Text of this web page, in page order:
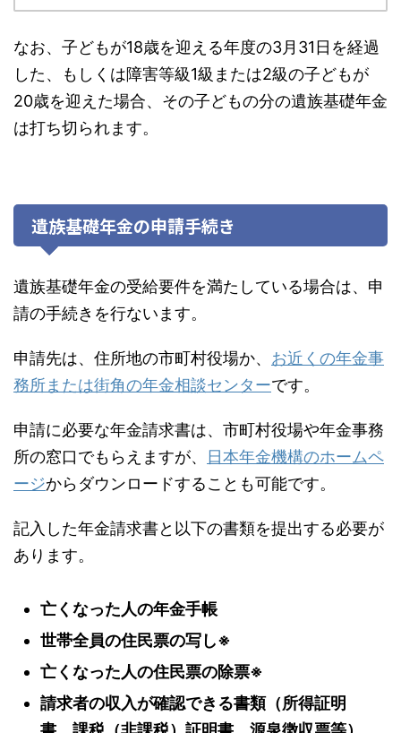
なお、子どもが18歳を迎える年度の3月31日を経過
した、もしくは障害等級1級または2級の子どもが
20歳を迎えた場合、その子どもの分の遺族基礎年金
は打ち切られます。
遺族基礎年金の申請手続き
遺族基礎年金の受給要件を満たしている場合は、申
請の手続きを行ないます。
申請先は、住所地の市町村役場か、 お近くの年金事
務所または街角の年金相談センターです。
申請に必要な年金請求書は、市町村役場や年金事務
所の窓口でもらえますが、
日本年金機構のホームペ
ージからダウンロードすることも可能です。
記入した年金請求書と以下の書類を提出する必要が
あります。
亡くなった人の年金手帳
世帯全員の住民票の写し※
亡くなった人の住民票の除票※
請求者の収入が確認できる書類（所得証明